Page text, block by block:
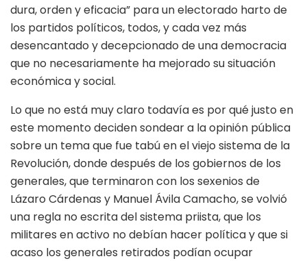
dura, orden y eficacia” para un electorado harto de
los partidos políticos, todos, y cada vez más
desencantado y decepcionado de una democracia
que no necesariamente ha mejorado su situación
económica y social.
Lo que no está muy claro todavía es por qué justo en
este momento deciden sondear a la opinión pública
sobre un tema que fue tabú en el viejo sistema de la
Revolución, donde después de los gobiernos de los
generales, que terminaron con los sexenios de
Lázaro Cárdenas y Manuel Ávila Camacho, se volvió
una regla no escrita del sistema priista, que los
militares en activo no debían hacer política y que si
acaso los generales retirados podían ocupar